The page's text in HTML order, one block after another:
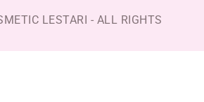
LESTARI - ALL RIGHTS